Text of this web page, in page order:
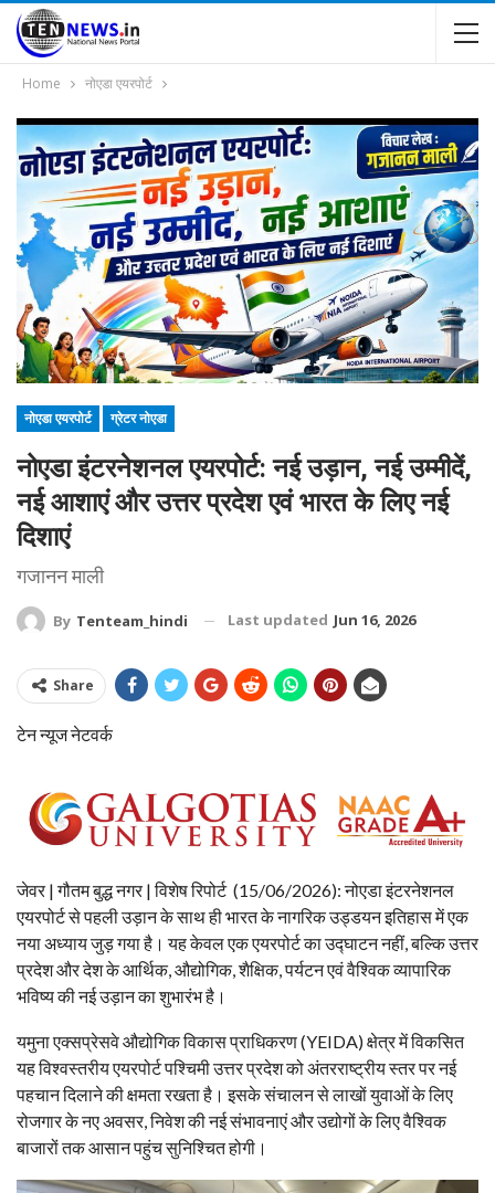
Home नोएडा एयरपोर्ट
नोएडा एयरपोर्ट ग्रेटर नोएडा
नोएडा इंटरनेशनल एयरपोर्ट: नई उड़ान, नई उम्मीदें,
नई आशाएं और उत्तर प्रदेश एवं भारत के लिए नई
दिशाएं
गजानन माली
By Tenteam_hindi Last updated Jun 16, 2026
Share
टेन न्यूज नेटवर्क
जेवर | गौतम बुद्ध नगर | विशेष रिपोर्ट (15/06/2026): नोएडा इंटरनेशनल
एयरपोर्ट से पहली उड़ान के साथ ही भारत के नागरिक उड्डयन इतिहास में एक
नया अध्याय जुड़ गया है। यह केवल एक एयरपोर्ट का उद्घाटन नहीं, बल्कि उत्तर
प्रदेश और देश के आर्थिक, औद्योगिक, शैक्षिक, पर्यटन एवं वैश्विक व्यापारिक
भविष्य की नई उड़ान का शुभारंभ है।
यमुना एक्सप्रेसवे औद्योगिक विकास प्राधिकरण (YEIDA) क्षेत्र में विकसित
यह विश्वस्तरीय एयरपोर्ट पश्चिमी उत्तर प्रदेश को अंतरराष्ट्रीय स्तर पर नई
पहचान दिलाने की क्षमता रखता है। इसके संचालन से लाखों युवाओं के लिए
रोजगार के नए अवसर, निवेश की नई संभावनाएं और उद्योगों के लिए वैश्विक
बाजारों तक आसान पहुंच सुनिश्चित होगी।